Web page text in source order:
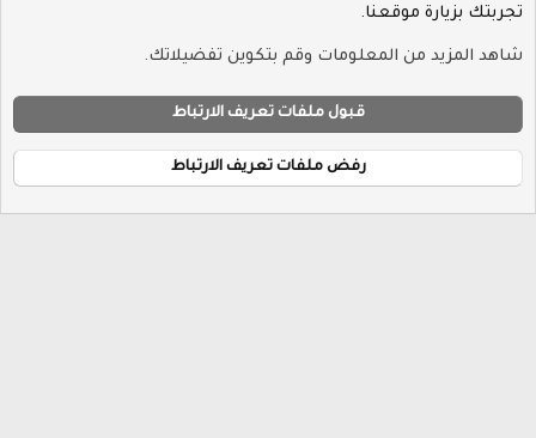
سياسة الخصوصية
الرئيسية
S
®
تجربتك بزيارة موقعنا.
شاهد المزيد من المعلومات وقم بتكوين تفضيلاتك.
قبول ملفات تعريف الارتباط
رفض ملفات تعريف الارتباط